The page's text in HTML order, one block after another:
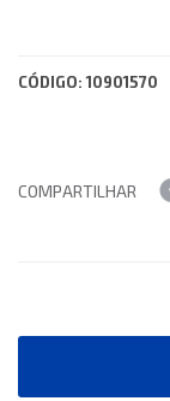
CÓDIGO: 10901570
COMPARTILHAR